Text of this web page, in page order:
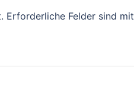
Erforderliche Felder sind mit